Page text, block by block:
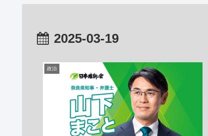
2025-03-19
政治